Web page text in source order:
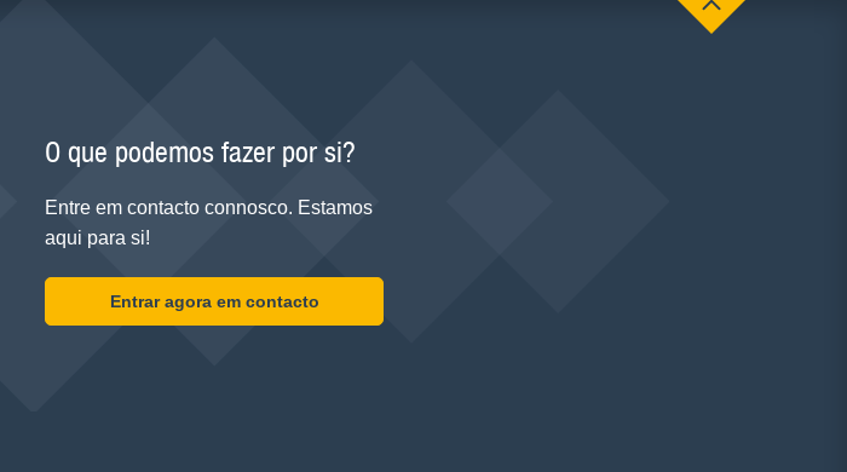
O que podemos fazer por si?
Entre em contacto connosco. Estamos
aqui para si!
Entrar agora em contacto